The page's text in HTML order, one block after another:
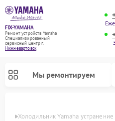
FIX-YAMAHA
Ремонт устройств Yamaha
Специализированный
cервисный центр г.
Нижневартовск
Мы ремонтируем
Холодильник Yamaha